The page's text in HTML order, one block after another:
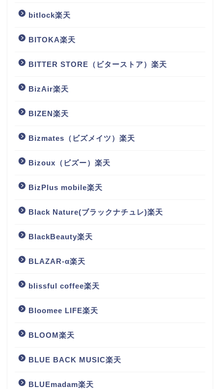
bitlock楽天
BITOKA楽天
BITTER STORE（ビターストア）楽天
BizAir楽天
BIZEN楽天
Bizmates（ビズメイツ）楽天
Bizoux（ビズー）楽天
BizPlus mobile楽天
Black Nature(ブラックナチュレ)楽天
BlackBeauty楽天
BLAZAR-α楽天
blissful coffee楽天
Bloomee LIFE楽天
BLOOM楽天
BLUE BACK MUSIC楽天
BLUEmadam楽天